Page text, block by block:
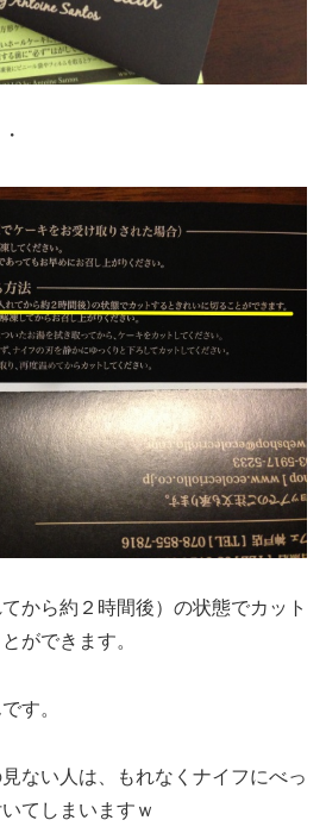
から約２時間後）の状態でカット
ができます。
す。
ない人は、もれなくナイフにべっ
てしまいますｗ